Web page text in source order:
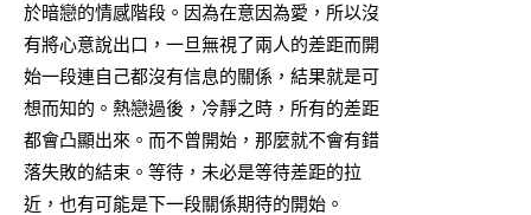
於暗戀的情感階段。因為在意因為愛，所以沒
有將心意說出口，一旦無視了兩人的差距而開
始一段連自己都沒有信息的關係，結果就是可
想而知的。熱戀過後，冷靜之時，所有的差距
都會凸顯出來。而不曾開始，那麼就不會有錯
落失敗的結束。等待，未必是等待差距的拉
近，也有可能是下一段關係期待的開始。